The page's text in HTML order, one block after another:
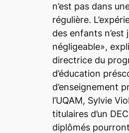
n’est pas dans
régulière.
des enfants n’est
négligeable»,
directrice du
d’éducation
d’enseignement
l’UQAM, Sylvie
titulaires d’un
diplômés